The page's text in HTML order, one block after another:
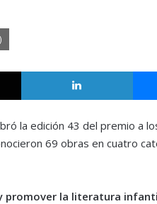
X
la edición 43 del premio a
69 obras en cuatro
promover la literatura